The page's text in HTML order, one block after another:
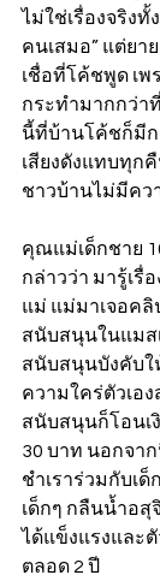
ไม่ใช่เรื่องจริง
คนเสมอ” แต่ยา
เชื่อที่โค้ชพูด เพ
กระทำมากกว่า
นี้ที่บ้านโค้ชก็มีก
เสียงดังแทบทุก
ชาวบ้านไม่มีคว
คุณแม่เด็กชาย
กล่าวว่า มารู้เรื่
แม่ แม่มาเจอค
สนับสนุนในแมส
สนับสนุนบังคับใ
ความใคร่ตัวเอ
สนับสนุนก็โอนเ
30 บาท นอกจ
ชำเราร่วมกับเ
เด็กๆ กลืนน้ำอสุ
ได้แข็งแรงและ
ตลอด 2 ปี